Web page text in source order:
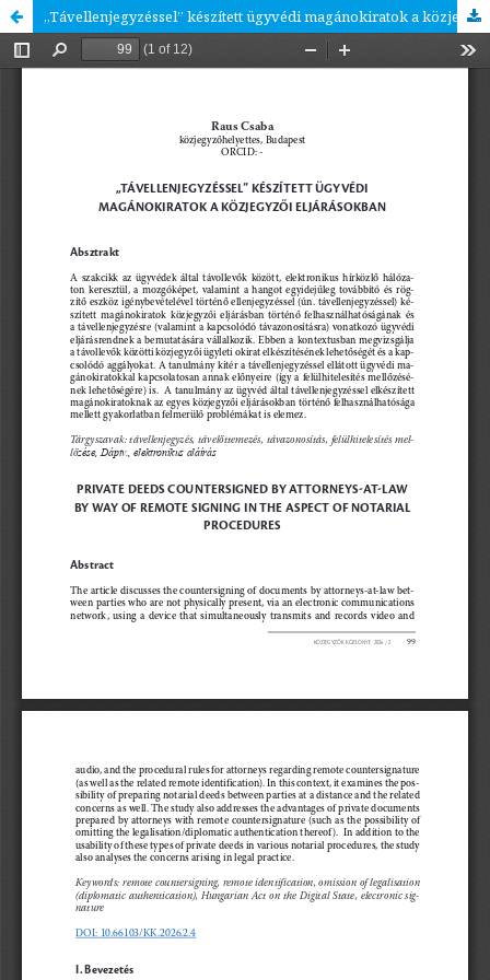
„Távellenjegyzéssel” készített ügyvédi magánokiratok a közjegyzői eljárásokban